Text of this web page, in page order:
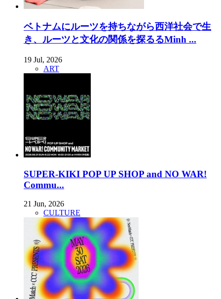
ベトナムにルーツを持ちながら西洋社会で生
き、ルーツと文化の関係を探るるMinh ...
19 Jul, 2026
ART
SUPER-KIKI POP UP SHOP and NO WAR!
Commu...
21 Jun, 2026
CULTURE